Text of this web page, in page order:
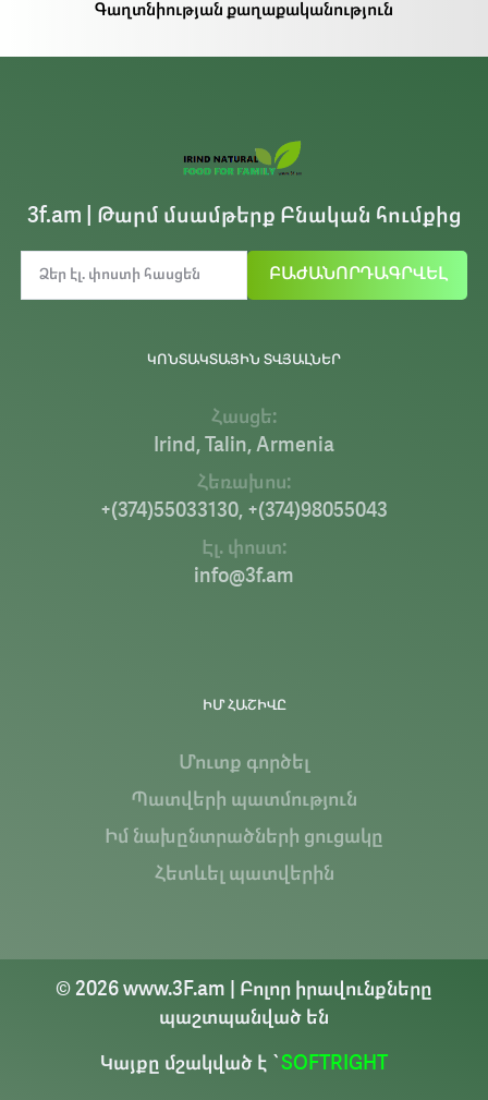
Գաղտնիության քաղաքականություն
3f.am | Թարմ մսամթերք Բնական հումքից
ԲԱԺԱՆՈՐԴԱԳՐՎԵԼ
ԿՈՆՏԱԿՏԱՅԻՆ ՏՎՅԱԼՆԵՐ
Հասցե:
Irind, Talin, Armenia
Հեռախոս:
+(374)55033130, +(374)98055043
Էլ. փոստ:
info@3f.am
ԻՄ ՀԱՇԻՎԸ
Մուտք գործել
Պատվերի պատմություն
Իմ նախընտրածների ցուցակը
Հետևել պատվերին
© 2026 www.3F.am | Բոլոր իրավունքները
պաշտպանված են
Կայքը մշակված է `SOFTRIGHT